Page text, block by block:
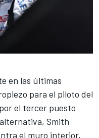
en las últimas
para el piloto del
el tercer puesto
Smith
el muro interior,